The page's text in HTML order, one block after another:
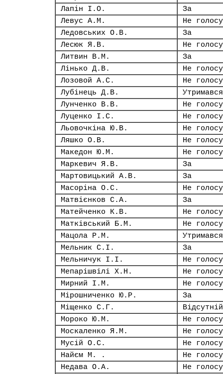
Лапін І.О.
За
Левус А.М.
Не
Ледовських О.В.
За
Лесюк Я.В.
Не
Литвин В.М.
За
Лінько Д.В.
Не
Лозовой А.С.
Не
Лубінець Д.В.
Утримався
Лунченко В.В.
Не
Луценко І.С.
Не
Льовочкіна Ю.В.
Не
Ляшко О.В.
Не
Македон Ю.М.
Не
Маркевич Я.В.
За
Мартовицький А.В.
За
Масоріна О.С.
Не
Матвієнков С.А.
За
Матейченко К.В.
Не
Матківський Б.М.
Не
Мацола Р.М.
Утримався
Мельник С.І.
За
Мельничук І.І.
Не
Мепарішвілі Х.Н.
Не
Мирний І.М.
Не
Мірошниченко Ю.Р.
За
Міщенко С.Г.
Відсутній
Мороко Ю.М.
Не
Москаленко Я.М.
Не
Мусій О.С.
Не
Найєм М. .
Не
Недава О.А.
Не